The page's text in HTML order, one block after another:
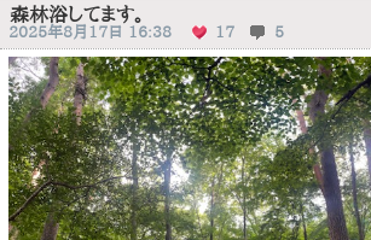
森林浴してます。
2025年8月17日 16:38 17 5